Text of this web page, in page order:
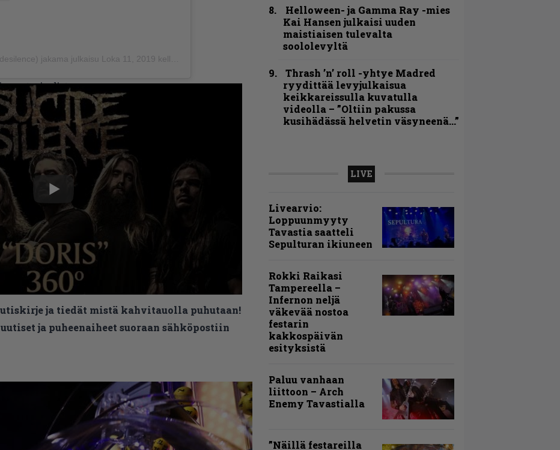
jakama julkaisu Loka 11, 2019 kello 1.33 PDT
materiaalista:
ja tiedät mistä kahvitauolla puhutaan!
ja puheenaiheet suoraan sähköpostiin
Helloween- ja Gamma Ray -mies
Kai Hansen julkaisi uuden
maistiaisen tulevalta
soololevyltä
Thrash ’n’ roll -yhtye Madred
ryydittää levyjulkaisua
keikkareissulla kuvatulla
videolla – ”Oltiin pakussa
kusihädässä helvetin väsyneenä…”
LIVE
Livearvio:
Loppuunmyyty
Tavastia saatteli
Sepulturan ikiuneen
Rokki Raikasi
Tampereella –
Infernon neljä
väkevää nostoa
festarin
kakkospäivän
esityksistä
Paluu vanhaan
liittoon – Arch
Enemy Tavastialla
”Näillä festareilla